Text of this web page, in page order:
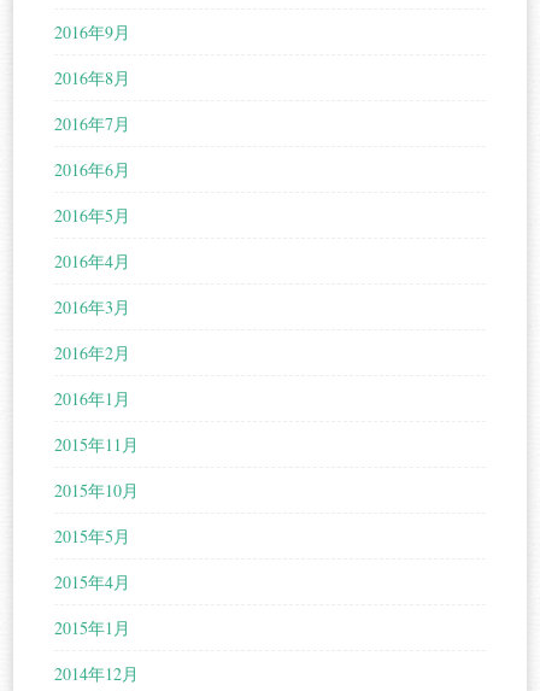
2016年9月
2016年8月
2016年7月
2016年6月
2016年5月
2016年4月
2016年3月
2016年2月
2016年1月
2015年11月
2015年10月
2015年5月
2015年4月
2015年1月
2014年12月